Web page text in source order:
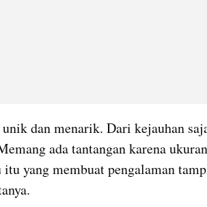
unik dan menarik. Dari kejauhan
ada tantangan karena
yang membuat pengalaman